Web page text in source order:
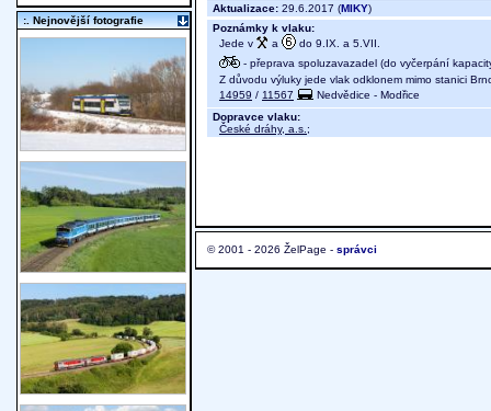
Aktualizace: 29.6.2017 (MIKY)
Poznámky k vlaku:
Jede v
a
do 9.IX. a 5.VII.
- přeprava spoluzavazadel (do vyčerpání
Z důvodu výluky jede vlak odklonem mimo stanici
14959 / 11567
Nedvědice - Modřice
Dopravce vlaku:
České dráhy, a.s. ;
© 2001 - 2026 ŽelPage - správci
:. Nejnovější fotografie